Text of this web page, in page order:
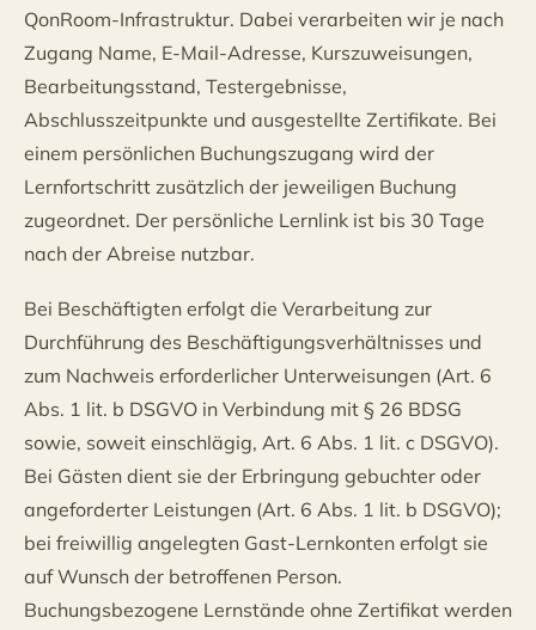
QonRoom-Infrastruktur. Dabei verarbeiten wir je nach
Zugang Name, E-Mail-Adresse, Kurszuweisungen,
Bearbeitungsstand, Testergebnisse,
Abschlusszeitpunkte und ausgestellte Zertifikate. Bei
einem persönlichen Buchungszugang wird der
Lernfortschritt zusätzlich der jeweiligen Buchung
zugeordnet. Der persönliche Lernlink ist bis 30 Tage
nach der Abreise nutzbar.
Bei Beschäftigten erfolgt die Verarbeitung zur
Durchführung des Beschäftigungsverhältnisses und
zum Nachweis erforderlicher Unterweisungen (Art. 6
Abs. 1 lit. b DSGVO in Verbindung mit § 26 BDSG
sowie, soweit einschlägig, Art. 6 Abs. 1 lit. c DSGVO).
Bei Gästen dient sie der Erbringung gebuchter oder
angeforderter Leistungen (Art. 6 Abs. 1 lit. b DSGVO);
bei freiwillig angelegten Gast-Lernkonten erfolgt sie
auf Wunsch der betroffenen Person.
Buchungsbezogene Lernstände ohne Zertifikat werden